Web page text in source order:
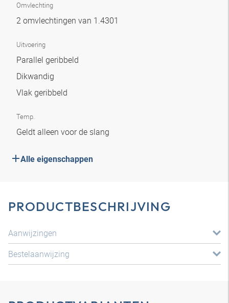
Omvlechting
2 omvlechtingen van 1.4301
Uitvoering
Parallel geribbeld
Dikwandig
Vlak geribbeld
Temp.
Geldt alleen voor de slang
Alle eigenschappen
PRODUCTBESCHRIJVING
Aanwijzingen
Bestelaanwijzing